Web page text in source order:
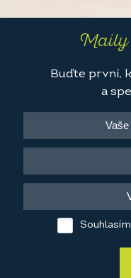
Maily
Buďte první,
a